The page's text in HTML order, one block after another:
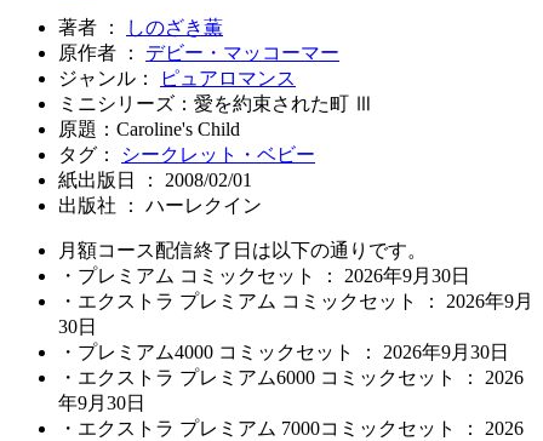
著者 ：
しのざき薫
原作者 ： デビー・マッコーマー
ジャンル：
ピュアロマンス
ミニシリーズ：愛を約束された町 Ⅲ
原題：Caroline's Child
タグ：
シークレット・ベビー
紙出版日 ： 2008/02/01
出版社 ： ハーレクイン
月額コース配信終了日は以下の通りです。
・プレミアム コミックセット ： 2026年9月30日
・エクストラ プレミアム コミックセット ： 2026年9月
30日
・プレミアム4000 コミックセット ： 2026年9月30日
・エクストラ プレミアム6000 コミックセット ： 2026
年9月30日
・エクストラ プレミアム 7000コミックセット ： 2026